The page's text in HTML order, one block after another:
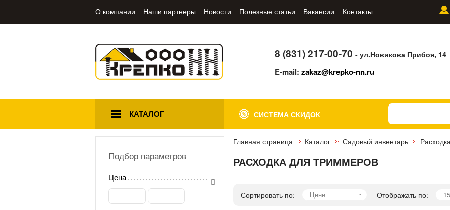
О компании Наши партнеры Новости Полезные статьи Вакансии Контакты
8 (831) 217-00-70- ул.Новикова Прибоя, 14
E-mail:zakaz@krepko-nn.ru
КАТАЛОГ СИСТЕМА СКИДОК
Подбор параметров
Цена
Главная страница Каталог Садовый инвентарь
РАСХОДКА ДЛЯ ТРИММЕРОВ
Сортировать по: Цене Отображать по: 15